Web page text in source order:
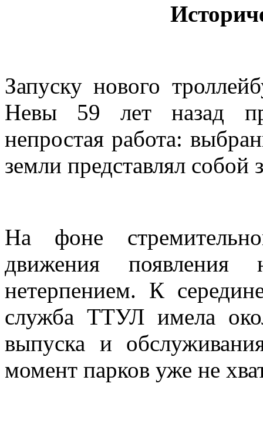
Запуску нового
Невы 59 лет назад
непростая работа:
земли представлял
На фоне
движения
нетерпением. К
служба ТТУЛ имела
выпуска и
момент парков уже не